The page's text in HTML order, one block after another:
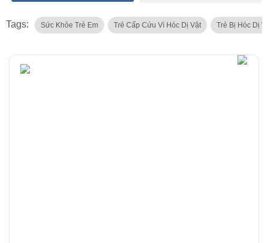
Tags: Sức Khỏe Trẻ Em Trẻ Cấp Cứu Vì Hóc Dị Vật Trẻ Bị Hóc Dị